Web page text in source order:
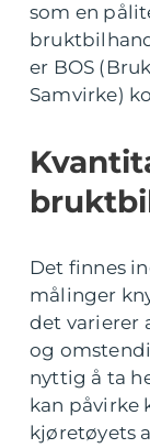
som en
er BOS
Samvirke)
Det finnes
målinger
det varierer
og
nyttig å ta
kan påvirke
kjøretøyets